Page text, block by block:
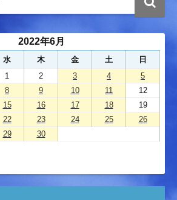
2022年6月
水 木 金 土
日
1
2 3 4
5
8 9 10 11
12
15 16 17 18
19
22 23 24 25
26
29 30